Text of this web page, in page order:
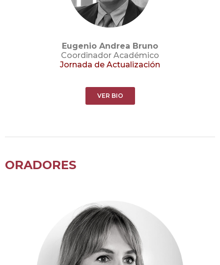
Eugenio Andrea Bruno
Coordinador Académico
Jornada de Actualización
VER BIO
ORADORES